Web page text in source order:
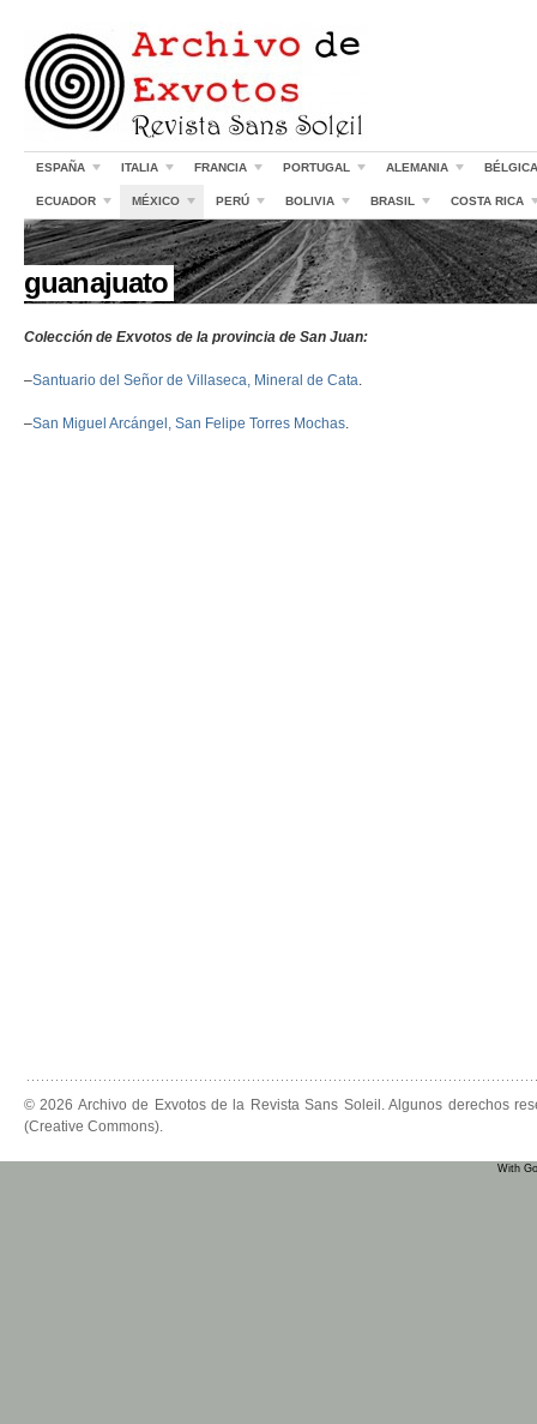
ESPAÑA ITALIA FRANCIA PORTUGAL ALEMANIA BÉLGICA
ECUADOR MÉXICO PERÚ BOLIVIA BRASIL COSTA RICA
//
guanajuato
Colección de Exvotos de la provincia de San Juan:
–Santuario del Señor de Villaseca, Mineral de Cata.
–San Miguel Arcángel, San Felipe Torres Mochas.
© 2026 Archivo de Exvotos de la Revista Sans Soleil. Algunos derechos
(Creative Commons).
With